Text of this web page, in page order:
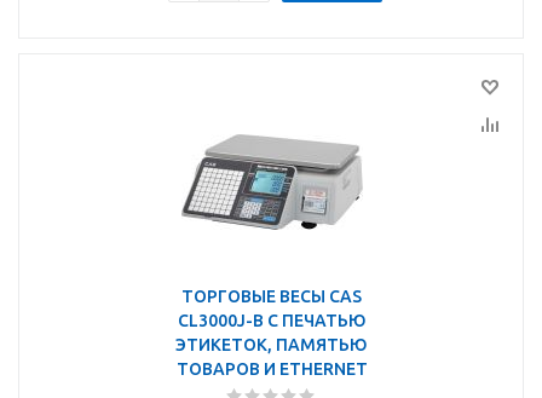
ТОРГОВЫЕ ВЕСЫ CAS
CL3000J-B С ПЕЧАТЬЮ
ЭТИКЕТОК, ПАМЯТЬЮ
ТОВАРОВ И ETHERNET